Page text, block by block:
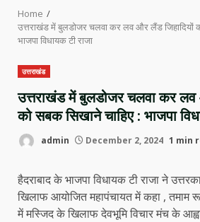
Home
उत्तराखंड में बुलडोजर चलवा कर लव और लैंड जिहादियों
भाजपा विधायक टी राजा
उत्तराखंड
उत्तराखंड में बुलडोजर चलवा कर लव
को सबक सिखाने चाहिए : भाजपा
admin December 2, 2024 1 min
हैदराबाद के भाजपा विधायक टी राजा ने
खिलाफ आयोजित महापंचायत में कहा , तमाम
में मस्जिद के खिलाफ देवभूमि विचार मंच के